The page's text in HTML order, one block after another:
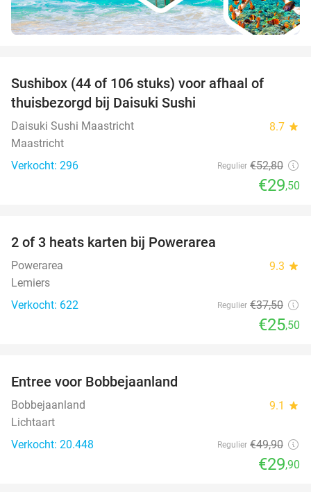
Sushibox (44 of 106 stuks) voor afhaal of
thuisbezorgd bij Daisuki Sushi
Daisuki Sushi Maastricht 8.7 star
Maastricht
Verkocht: 296
Regulier €52,80
€29,50
2 of 3 heats karten bij Powerarea
Powerarea 9.3 star
Lemiers
Verkocht: 622
Regulier €37,50
€25,50
Entree voor Bobbejaanland
Bobbejaanland 9.1 star
Lichtaart
Verkocht: 20.448
Regulier €49,90
€29,90